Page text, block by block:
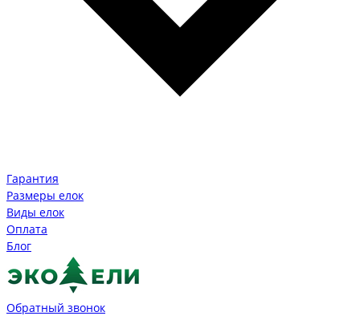
Гарантия
Размеры елок
Виды елок
Оплата
Блог
Обратный звонок